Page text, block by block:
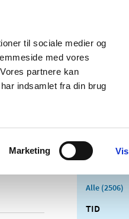
til sociale medier og
med vores
partnere kan
indsamlet fra din brug
Marketing
Kontakt Udgivelser
af
Medicinsk
Alle (2506)
TID